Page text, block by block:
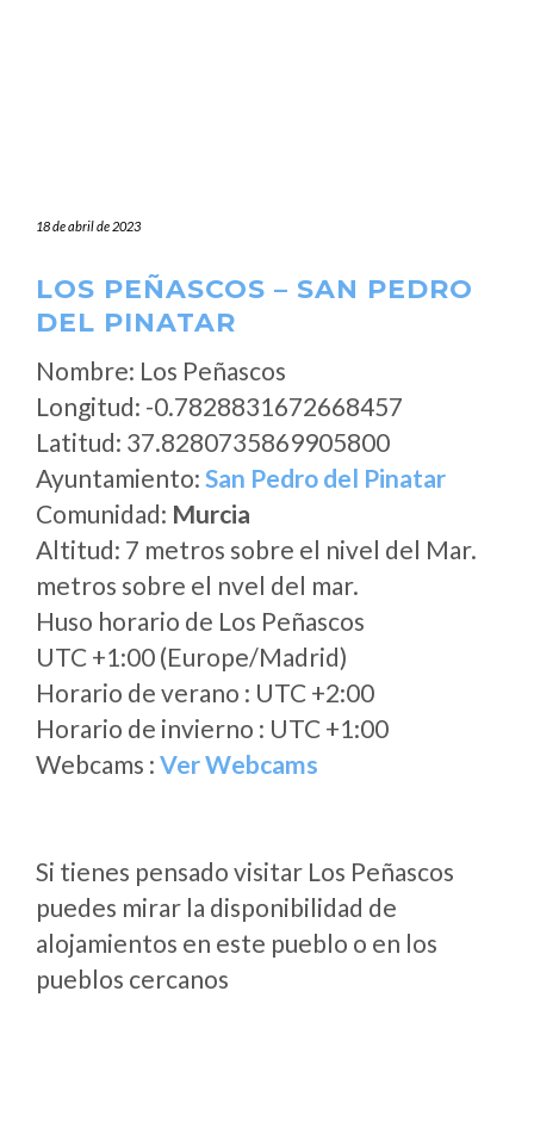
18 de abril de 2023
LOS PEÑASCOS – SAN PEDRO
DEL PINATAR
Nombre: Los Peñascos
Longitud: -0.7828831672668457
Latitud: 37.8280735869905800
Ayuntamiento: San Pedro del Pinatar
Comunidad: Murcia
Altitud: 7 metros sobre el nivel del Mar.
metros sobre el nvel del mar.
Huso horario de Los Peñascos
UTC +1:00 (Europe/Madrid)
Horario de verano : UTC +2:00
Horario de invierno : UTC +1:00
Webcams : Ver Webcams
Si tienes pensado visitar Los Peñascos
puedes mirar la disponibilidad de
alojamientos en este pueblo o en los
pueblos cercanos